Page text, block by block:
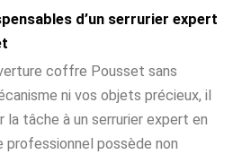
d’un serrurier expert
coffre Pousset sans
ni vos objets précieux, il
tâche à un serrurier expert en
possède non